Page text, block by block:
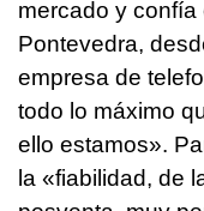
mercado y
Pontevedra,
empresa de
todo lo máximo
ello estamos».
la «fiabilidad, de